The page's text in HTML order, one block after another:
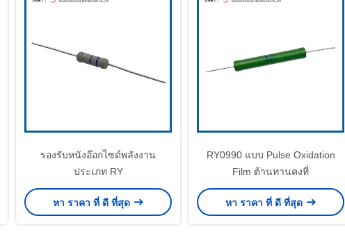
รองรับหนังอ๊อกไซด์พลังงาน
ประเภท RY
หา ราคา ที่ ดี ที่สุด
RY0990 แบบ Pulse Oxidation
Film ต้านทานคงที่
หา ราคา ที่ ดี ที่สุด